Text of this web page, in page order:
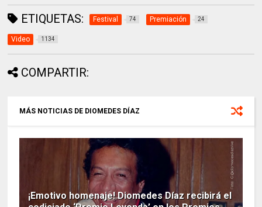
ETIQUETAS: Festival 74 Premiación 24
Video 1134
COMPARTIR:
MÁS NOTICIAS DE DIOMEDES DÍAZ
¡Emotivo homenaje! Diomedes Díaz recibirá el